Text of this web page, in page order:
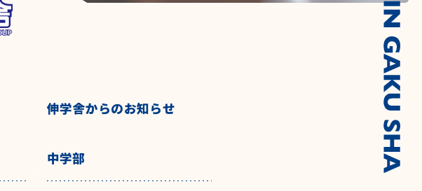
伸学舎からのお知らせ
中学部